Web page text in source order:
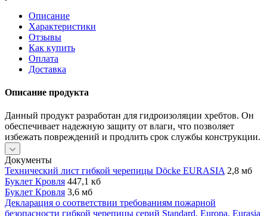
Описание
Характеристики
Отзывы
Как купить
Оплата
Доставка
Описание продукта
Данный продукт разработан для гидроизоляции хребтов. Он
обеспечивает надежную защиту от влаги, что позволяет
избежать повреждений и продлить срок службы конструкции.
Документы
Технический лист гибкой черепицы Döcke EURASIA 2,8 мб
Буклет Кровля 447,1 кб
Буклет Кровля 3,6 мб
Декларация о соответствии требованиям пожарной
безопасности гибкой черепицы серий Standard, Europa, Eurasia